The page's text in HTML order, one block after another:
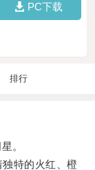
PC下载
排行
。
特的火红、橙